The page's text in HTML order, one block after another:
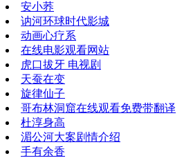
安小荞
讷河环球时代影城
动画心疗系
在线电影观看网站
虎口拔牙 电视剧
天蚕在变
旋律仙子
哥布林洞窟在线观看免费带翻译
杜淳身高
湄公河大案剧情介绍
手有余香